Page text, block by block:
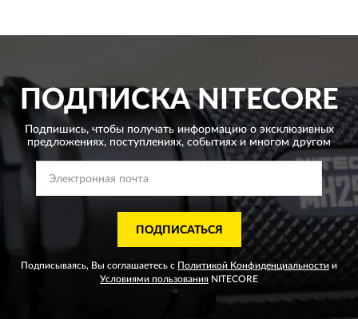
ПОДПИСКАNITECORE
Подпишись, чтобы получать информацию о эксклюзивных
предложениях, поступлениях, событиях и многом другом
ПОДПИСАТЬСЯ
Подписываясь, Вы соглашаетесь с Политикой Конфиденциальности и
Условиями пользования NITECORE